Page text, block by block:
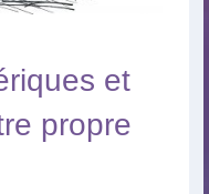
et
propre